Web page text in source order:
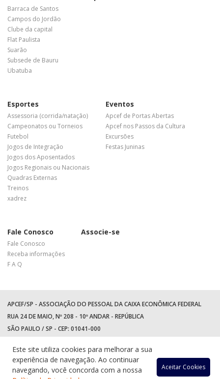
Barraca de Santos
Campos do Jordão
Clube da capital
Flat Paulista
Suarão
Subsede de Bauru
Ubatuba
Esportes
Assessoria (corrida/natação)
Campeonatos ou Torneios
Futebol
Jogos de Integração
Jogos dos Aposentados
Jogos Regionais ou Nacionais
Quadras Externas
Treinos
xadrez
Eventos
Apcef de Portas Abertas
Apcef nos Passos da Cultura
Excursões
Festas Juninas
Fale Conosco
Fale Conosco
Receba informações
F A Q
Associe-se
APCEF/SP - ASSOCIAÇÃO DO PESSOAL DA CAIXA ECONÔMICA FEDERAL
RUA 24 DE MAIO, Nº 208 - 10º ANDAR - REPÚBLICA
SÃO PAULO / SP - CEP: 01041-000
WhatsApp: (11) 94597-5758
Acessar
Acessar
Este site utiliza cookies para melhorar a sua
experiência de navegação. Ao continuar
navegando, você concorda com a nossa
Aceitar Cookies